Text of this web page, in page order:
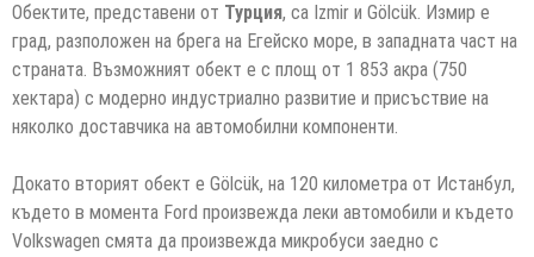
Обектите, представени от Турция, са Izmir и Gölcük. Измир е
град, разположен на брега на Егейско море, в западната част на
страната. Възможният обект е с площ от 1 853 акра (750
хектара) с модерно индустриално развитие и присъствие на
няколко доставчика на автомобилни компоненти.
Докато вторият обект е Gölcük, на 120 километра от Истанбул,
където в момента Ford произвежда леки автомобили и където
Volkswagen смята да произвежда микробуси заедно с